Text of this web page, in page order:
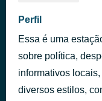
Vem morar
Daniela
Bandido
Ney Matogrosso
Perfil
Essa é uma
sobre política,
informativos
diversos estilos,